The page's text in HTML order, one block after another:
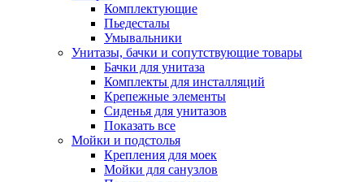
Комплектующие
Пьедесталы
Умывальники
Унитазы, бачки и сопутствующие товары
Бачки для унитаза
Комплекты для инсталляций
Крепежные элементы
Сиденья для унитазов
Показать все
Мойки и подстолья
Крепления для моек
Мойки для санузлов